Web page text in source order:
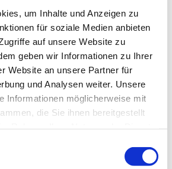
um Inhalte und Anzeigen zu
für soziale Medien anbieten
auf unsere Website zu
geben wir Informationen zu Ihrer
Website an unsere Partner für
und Analysen weiter. Unsere
Informationen möglicherweise mit
die Sie ihnen bereitgestellt
Pfarrer Bremme Hilfsprediger
am 2. März 1958 ordiniert
1958 bis März 1967 war er
1. Pfarrstelle unserer
aus Brambauer war er bis
Buer-Hassel sowie
in Holtrup-Uffeln.
anderem offene Bibelabende
ist er als freier Schriftsteller